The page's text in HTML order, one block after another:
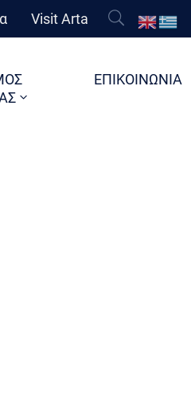
Visit Arta
ΕΠΙΚΟΙΝΩΝΙΑ